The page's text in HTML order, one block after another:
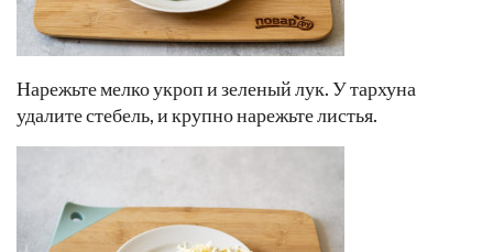
Нарежьте мелко укроп и зеленый лук. У тархуна
удалите стебель, и крупно нарежьте листья.